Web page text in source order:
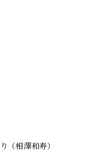
（相澤和寿）